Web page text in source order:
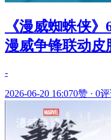
《漫威蜘蛛侠
漫威争锋联动皮
-
2026-06-20 16:070赞 · 0